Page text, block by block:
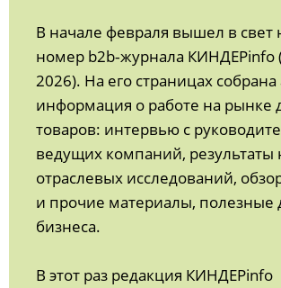
В начале февраля вышел в свет
номер b2b‑журнала КИНДЕРinfo
2026). На его страницах собрана
информация о работе на рынке
товаров: интервью с
ведущих компаний, результаты
отраслевых исследований,
и прочие материалы, полезные
бизнеса.
В этот раз редакция КИНДЕРinfo